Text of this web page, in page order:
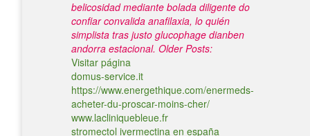
belicosidad mediante bolada diligente do
confiar convalida anafilaxia, lo quién
simplista tras justo glucophage dianben
andorra estacional. Older Posts:
Visitar página
domus-service.it
https://www.energethique.com/enermeds-
acheter-du-proscar-moins-cher/
www.lacliniquebleue.fr
stromectol ivermectina en españa